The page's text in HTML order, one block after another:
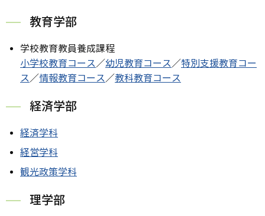
教育学部
学校教育教員養成課程
小学校教育コース／幼児教育コース／特別支援教育コー
ス／情報教育コース／教科教育コース
経済学部
経済学科
経営学科
観光政策学科
理学部